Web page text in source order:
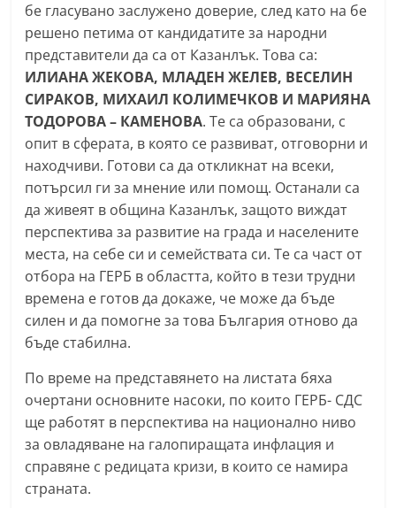
а
р
а
З
а
г
о
а
–
k
a
z
a
n
l
a
k
.
бе гласувано заслужено доверие, след като на бе
решено петима от кандидатите за народни
представители да са от Казанлък. Това са:
ИЛИАНА ЖЕКОВА, МЛАДЕН ЖЕЛЕВ, ВЕСЕЛИН
СИРАКОВ, МИХАИЛ КОЛИМЕЧКОВ И МАРИЯНА
ТОДОРОВА – КАМЕНОВА. Те са образовани, с
опит в сферата, в която се развиват, отговорни и
находчиви. Готови са да откликнат на всеки,
потърсил ги за мнение или помощ. Останали са
да живеят в община Казанлък, защото виждат
перспектива за развитие на града и населените
места, на себе си и семействата си. Те са част от
отбора на ГЕРБ в областта, който в тези трудни
времена е готов да докаже, че може да бъде
силен и да помогне за това България отново да
бъде стабилна.
По време на представянето на листата бяха
очертани основните насоки, по които ГЕРБ- СДС
ще работят в перспектива на национално ниво
за овладяване на галопиращата инфлация и
справяне с редицата кризи, в които се намира
страната.